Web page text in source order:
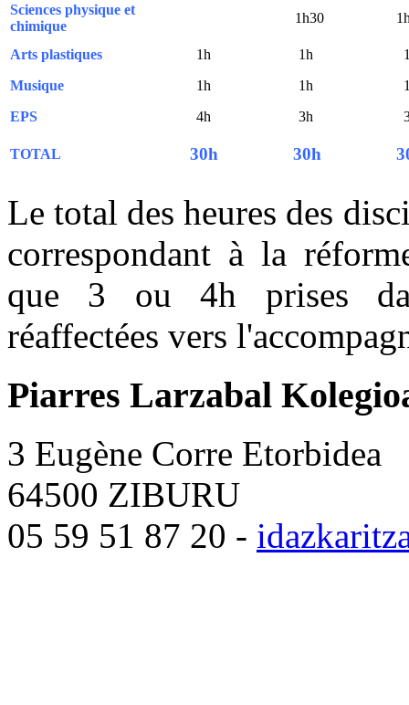
Sciences physique et
chimique
1h30
Arts plastiques 1h 1h
Musique
1h 1h
EPS
4h 3h
TOTAL 30h 30h
Le total des heures des
correspondant à la
que 3 ou 4h prises
réaffectées vers
Piarres Larzabal
3 Eugène Corre Etorbidea
64500 ZIBURU
05 59 51 87 20 -